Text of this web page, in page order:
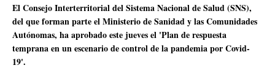
El Consejo Interterritorial del Sistema Nacional de Salud (SNS),
del que forman parte el Ministerio de Sanidad y las Comunidades
Autónomas, ha aprobado este jueves el 'Plan de respuesta
temprana en un escenario de control de la pandemia por Covid-
19'.